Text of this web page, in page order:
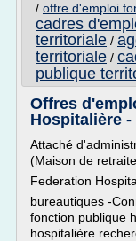
/ offre d'emploi
cadres
territoriale /
territoriale /
publique
Offres
Hospitalière -
Attaché
(Maison de
Federation
bureautiques -
fonction publique
hospitalière